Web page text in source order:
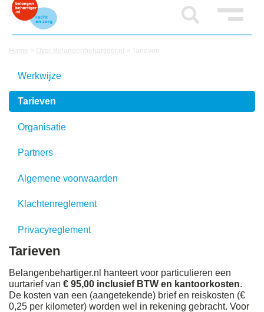
Home > Over Belangenbehartiger.nl > Tarieven
Werkwijze
Tarieven
Organisatie
Partners
Algemene voorwaarden
Klachtenreglement
Privacyreglement
Tarieven
Belangenbehartiger.nl hanteert voor particulieren een
uurtarief van € 95,00 inclusief BTW en kantoorkosten.
De kosten van een (aangetekende) brief en reiskosten (€
0,25 per kilometer) worden wel in rekening gebracht. Voor